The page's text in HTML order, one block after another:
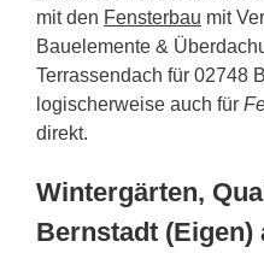
mit den Fensterbau mit
Bauelemente &
Terrassendach für 02748
logischerweise auch für
direkt.
Wintergärten,
Bernstadt (Eigen)